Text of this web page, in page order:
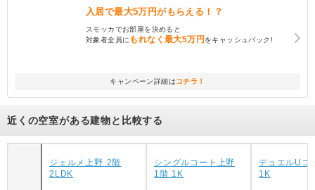
入居で最大5万円がもらえる！？
スモッカでお部屋を決めると
対象者全員に もれなく最大5万円をキャッシュバック!
キャンペーン詳細はコチラ！
近くの空室がある建物と比較する
ジェルメ上野 2階
2LDK
シングルコート上野
1階 1K
デュエルUコ
1K